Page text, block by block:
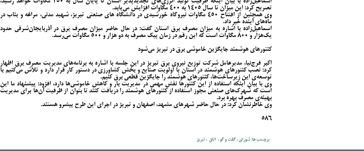
اسماعیل‌زاده با بیان اینکه ظرفیت تولید انرژی‌های تجدیدپذیر استان تا پایان سال به ۲۵۰ مگاوات خواهد رسید،
تصریح کرد: این میزان تا سال ۱۴۰۵ به ۴۰۰ مگاوات افزایش می‌یابد.
وی همچنین از افتتاح ۴۵۰ مگاوات نیروگاه خورشیدی در دانشگاه های صنعتی تبریز، شهید مدنی، مراغه و بناب در
ماه‌های آینده خبر داد.
اسماعیل‌زاده با اشاره به میزان مصرف برق استان گفت: در حال حاضر میزان مصرف برق در آذربایجان‌شرقی حدود
یک‌هزار و ۸۰۰ مگاوات است که این رقم در زمان پیک مصرف به دو هزار و ۵۰۰ مگاوات می‌رسد.
کنتورهای هوشمند جایگزین خاموشی برق در تبریز می‌شود
اکبر فرج‌نیا، مدیرعامل شرکت توزیع نیروی برق تبریز در این جلسه با اشاره به برنامه‌های مدیریت مصرف برق اظهار
کرد: نصب کنتورهای هوشمند در استان با اولویت صنایع و بخش کشاورزی در دستور کار قرار دارد و تلاش می‌کنیم با
توسعه‌ی این زیرساخت‌ها، کنتورهای هوشمند را جایگزین قطعی برق کنیم.
وی با بیان اینکه استفاده از این کنتورها نقش مهمی در مدیریت بار و کاهش خاموشی‌ها دارد، افزود: پیشنهاد ما این
است که شهرک‌های صنعتی مجوز استفاده از کنتورهای هوشمند را دریافت کنند تا بتوان از ظرفیت آن‌ها برای مدیریت
بهینه‌ی مصرف بهره برد.
وی خاطرنشان کرد: در حال حاضر شهرهای مشهد، اصفهان و تبریز در اجرای این طرح پیشرو هستند.
586
برچسب ها: شورای ، ‌گفت و گو ، ‌ اتاق ‌ ، تبریز